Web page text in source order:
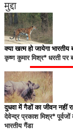
मुद्दा
क्या खत्म हो जायेगा भारतीय
कृष्ण कुमार मिश्र* धरती
दुधवा में गैडों का जीवन नहीं
देवेन्द्र प्रकाश मिश्र*
भारतीय गैंडा